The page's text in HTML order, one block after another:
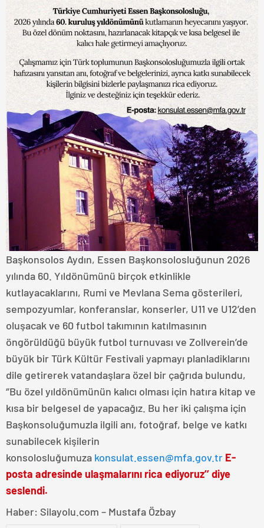
Başkonsolos Aydın, Essen Başkonsolosluğunun 2026
yılında 60. Yıldönümünü birçok etkinlikle
kutlayacaklarını, Rumi ve Mevlana Sema gösterileri,
sempozyumlar, konferanslar, konserler, U11 ve U12’den
oluşacak ve 60 futbol takımının katılmasının
öngörüldüğü büyük futbol turnuvası ve Zollverein’de
büyük bir Türk Kültür Festivali yapmayı planladiklarını
dile getirerek vatandaşlara özel bir çağrıda bulundu,
‘’Bu özel yıldönümünün kalıcı olması için hatıra kitap ve
kısa bir belgesel de yapacağız. Bu her iki çalışma için
Başkonsoluğumuzla ilgili anı, fotoğraf, belge ve katkı
sunabilecek kişilerin
konsolosluğumuza konsulat.essen@mfa.gov.tr E-
posta adresinde ulaşmalarını rica ediyoruz’’ diye
seslendi.
Haber: Silayolu.com – Mustafa Özbay